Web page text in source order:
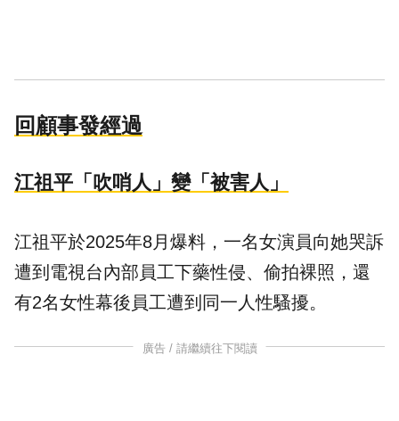
回顧事發經過
江祖平「吹哨人」變「被害人」
江祖平於2025年8月爆料，一名女演員向她哭訴
遭到電視台內部員工下藥性侵、偷拍裸照，還
有2名女性幕後員工遭到同一人性騷擾。
廣告 / 請繼續往下閱讀